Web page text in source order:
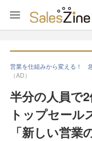
営業を仕組みから変える！
（AD）
半分の人員で
トップセー
「新しい営業